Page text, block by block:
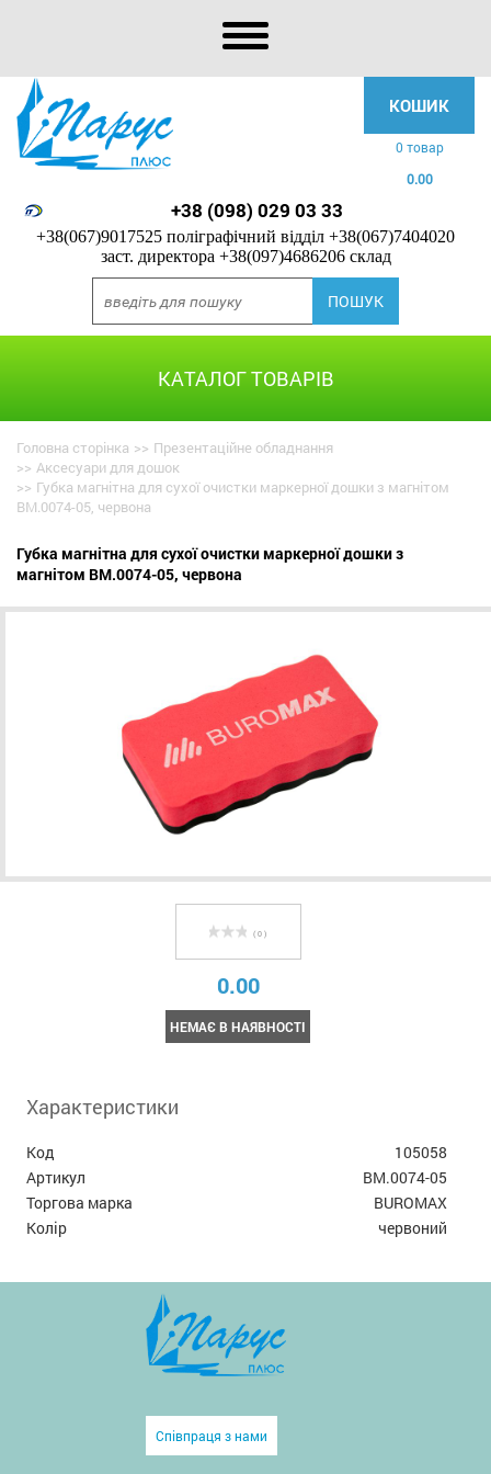
КОШИК
0 товар
0.00
+38 (098) 029 03 33
+38(067)9017525 поліграфічний відділ +38(067)7404020
заст. директора +38(097)4686206 склад
КАТАЛОГ ТОВАРІВ
Головна сторінка >> Презентаційне обладнання
>> Аксесуари для дошок
>> Губка магнітна для сухої очистки маркерної дошки з магнітом
BM.0074-05, червона
Губка магнітна для сухої очистки маркерної дошки з
магнітом BM.0074-05, червона
( 0 )
0.00
НЕМАЄ В НАЯВНОСТІ
Характеристики
Код
105058
Артикул
BM.0074-05
Торгова марка
BUROMAX
Колір
червоний
Співпраця з нами